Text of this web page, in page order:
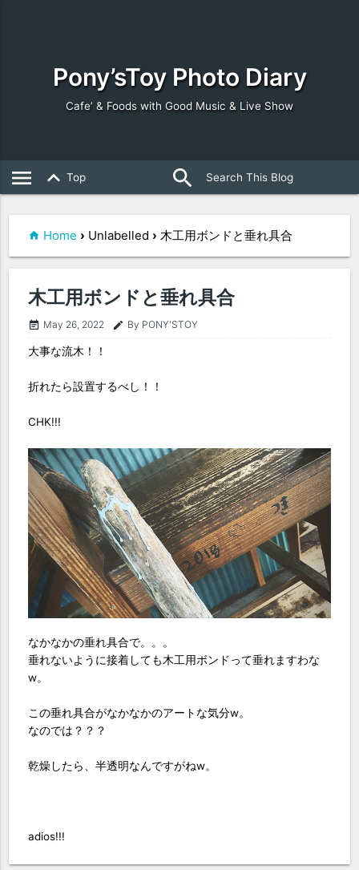
Pony’sToy Photo Diary
Cafe’ & Foods with Good Music & Live Show
menu keyboard_arrow_up Top search
Home › Unlabelled › 木工用ボンドと垂れ具合
木工用ボンドと垂れ具合
event_note May 26, 2022 edit By PONY'STOY
大事な流木！！
折れたら設置するべし！！
CHK!!!
なかなかの垂れ具合で。。。
垂れないように接着しても木工用ボンドって垂れますわな
w。
この垂れ具合がなかなかのアートな気分w。
なのでは？？？
乾燥したら、半透明なんですがねw。
adios!!!